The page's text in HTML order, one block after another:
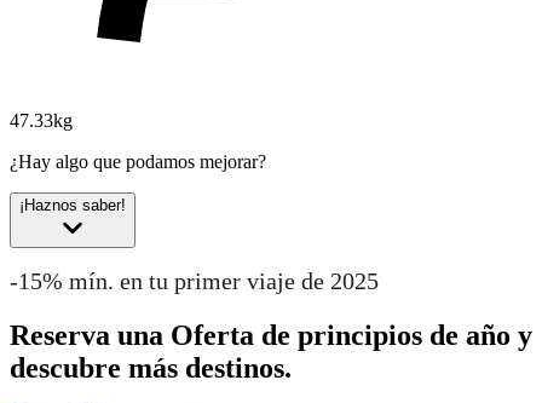
47.33kg
¿Hay algo que podamos mejorar?
¡Haznos saber!
-15% mín. en tu primer viaje de 2025
Reserva una Oferta de principios de año y
descubre más destinos.